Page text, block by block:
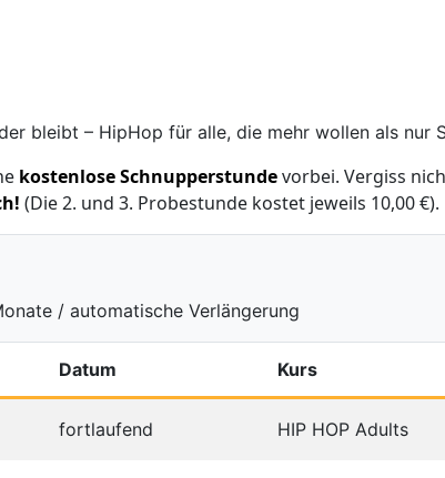
bleibt – HipHop für alle, die mehr wollen als nur
kostenlose Schnupperstundevorbei. Vergiss
(Die 2. und 3. Probestunde kostet jeweils 10,00 €).
/ automatische Verlängerung
Datum Kurs
fortlaufend HIP HOP Adults